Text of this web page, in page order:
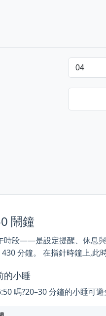
鬧鐘
時段——是設定提醒、休息
分鐘。 在指針時鐘上,此
的小睡
嗎?20–30 分鐘的小睡可